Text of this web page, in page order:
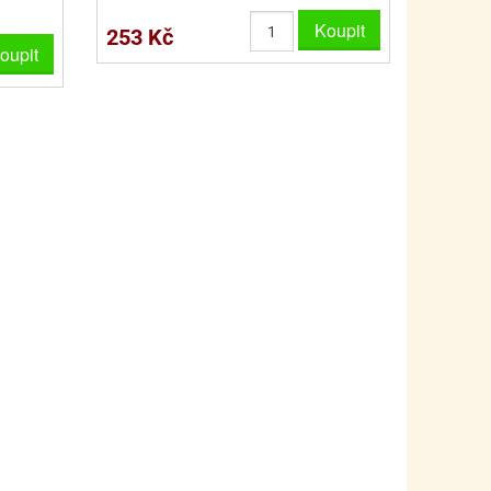
SKLENĚNÉ DÓZY A LAHVE
VAKUOVÉ UCHOVÁNÍ POTRAVIN
PRO FANOUŠKY ŠMOULŮ - THE SMURFS
PRO FANOUŠKY TLAPKOVÉ PATROLY - PAW
253 Kč Koupit